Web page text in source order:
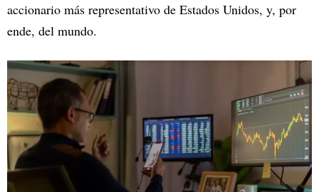
accionario más representativo de Estados Unidos, y, por
ende, del mundo.